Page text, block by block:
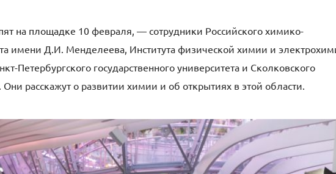
на площадке 10 февраля, — сотрудники Российского химико-
имени Д.И. Менделеева, Института физической химии и
Петербургского государственного университета и Сколковского
Они расскажут о развитии химии и об открытиях в этой области.